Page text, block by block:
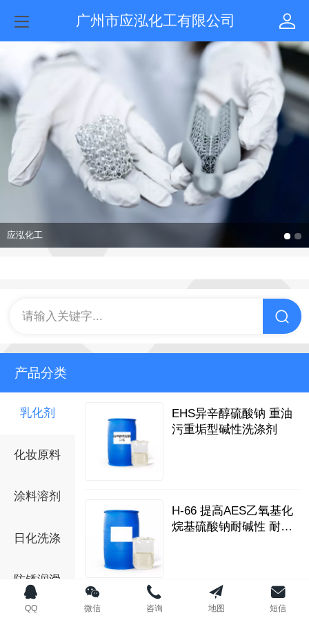
广州市应泓化工有限公司
应泓化工
请输入关键字...
产品分类
乳化剂
化妆原料
涂料溶剂
日化洗涤
防锈润滑
EHS异辛醇硫酸钠 重油
污重垢型碱性洗涤剂
H-66 提高AES乙氧基化
烷基硫酸钠耐碱性 耐
H-66 提高OP-10 TX-10
QQ 微信 咨询 地图 短信